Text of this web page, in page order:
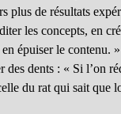
plus de résultats
les concepts, en
épuiser le contenu. »
dents : « Si l’on
du rat qui sait que